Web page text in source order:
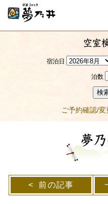
空室
宿泊日
泊数
検
ご予約確認/変
夢
前の記事